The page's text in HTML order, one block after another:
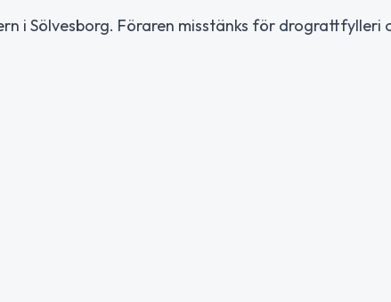
i Sölvesborg. Föraren misstänks för drograttfylleri